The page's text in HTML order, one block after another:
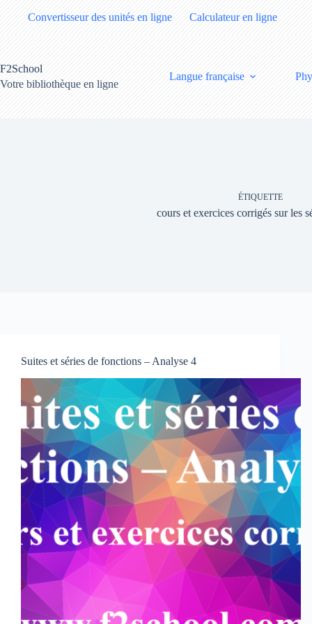
Convertisseur des unités en ligne Calculateur en ligne
F2School
Votre bibliothèque en ligne
Langue française
ÉTIQUETTE
cours et exercices corrigés sur les
Suites et séries de fonctions – Analyse 4